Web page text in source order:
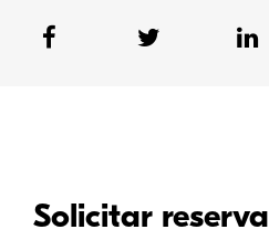
Solicitar reserva